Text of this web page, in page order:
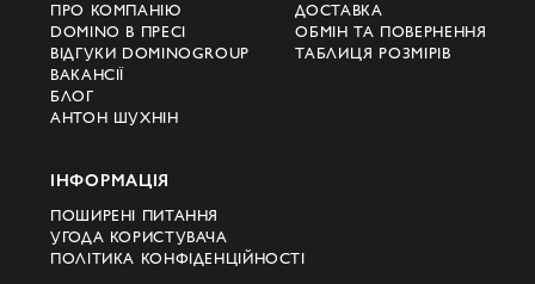
Різноманітність стилів для
будь -якого зображення
У Доміно ви знайдете різноманітні стилі
довгих джинсових шортів Джейкоб Коен,
які підходять як для повсякденного
елегантних зображень. Будь то класичний
синій денім або більше сміливих
ПРО КОМПАНІЮ
DOMINO В ПРЕСІ
ВІДГУКИ DOMINOGROUP
ВАКАНСІЇ
БЛОГ
АНТОН ШУХНІН
ДОСТАВКА
ОБМІН ТА ПОВЕРНЕННЯ
ТАБЛИЦЯ РОЗМІРІВ
ІНФОРМАЦІЯ
ПОШИРЕНІ ПИТАННЯ
УГОДА КОРИСТУВАЧА
ПОЛІТИКА КОНФІДЕНЦІЙНОСТІ